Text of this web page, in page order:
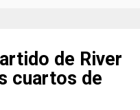
de River
cuartos de